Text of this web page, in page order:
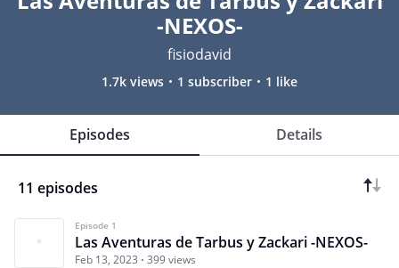
-NEXOS-
fisiodavid
1.7k views 1 subscriber 1 like
Episodes Details
11 episodes
Episode 1
Las Aventuras de Tarbus y Zackari -NEXOS-
Feb 13, 2023 399 views